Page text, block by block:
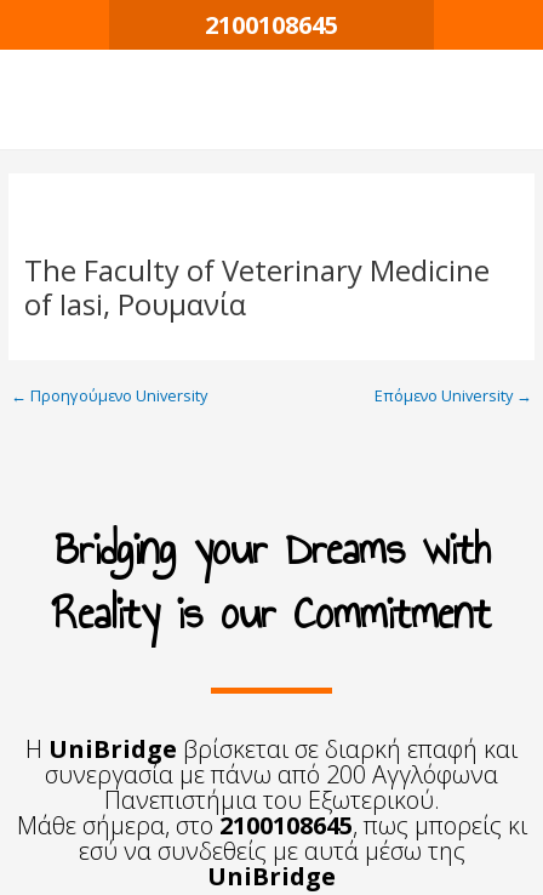
2100108645
The Faculty of Veterinary Medicine
of Iasi, Ρουμανία
← Προηγούμενο University Επόμενο University →
Bridging your Dreams with
Reality is our Commitment
Η UniBridge βρίσκεται σε διαρκή επαφή και
συνεργασία με πάνω από 200 Αγγλόφωνα
Πανεπιστήμια του Εξωτερικού.
Μάθε σήμερα, στο2100108645, πως μπορείς κι
εσύ να συνδεθείς με αυτά μέσω της
UniBridge